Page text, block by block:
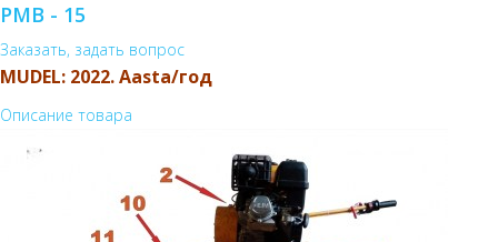
PMB - 15
Заказать, задать вопрос
MUDEL: 2022. Aasta/год
Описание товара